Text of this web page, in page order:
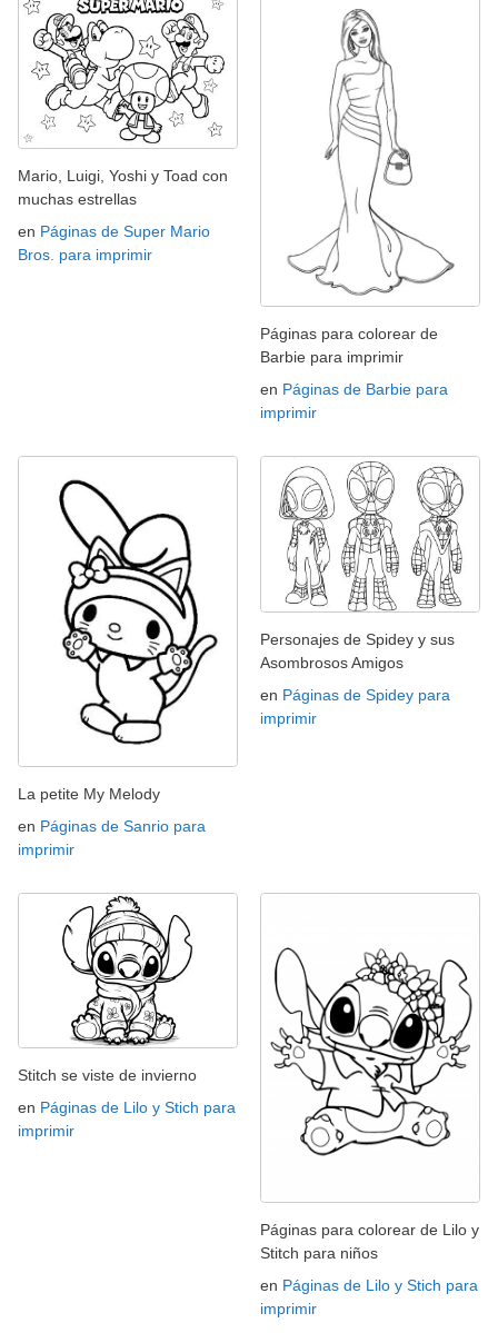
Mario, Luigi, Yoshi y Toad con
muchas estrellas
en Páginas de Super Mario
Bros. para imprimir
Páginas para colorear de
Barbie para imprimir
en Páginas de Barbie para
imprimir
La petite My Melody
en Páginas de Sanrio para
imprimir
Personajes de Spidey y sus
Asombrosos Amigos
en Páginas de Spidey para
imprimir
Stitch se viste de invierno
en Páginas de Lilo y Stich para
imprimir
Páginas para colorear de Lilo y
Stitch para niños
en Páginas de Lilo y Stich para
imprimir